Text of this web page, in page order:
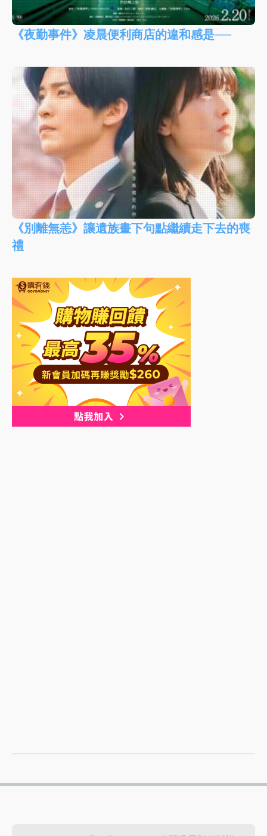
《夜勤事件》凌晨便利商店的違和感是──
《別離無恙》讓遺族畫下句點繼續走下去的喪
禮